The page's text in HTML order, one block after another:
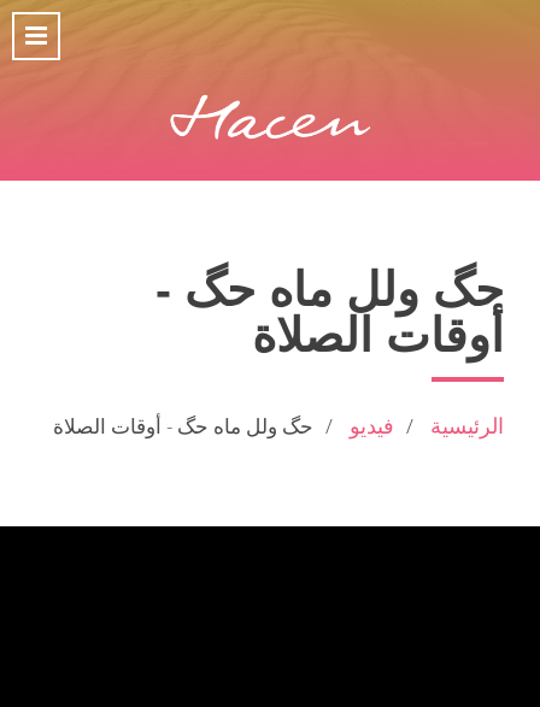
حگ ولل ماه حگ -
أوقات الصلاة
الرئيسية فيديو حگ ولل ماه حگ - أوقات الصلاة